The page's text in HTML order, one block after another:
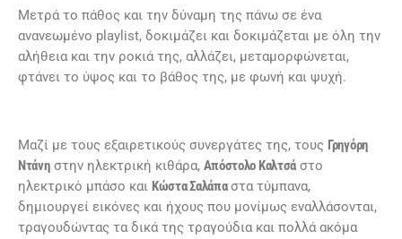
Μετρά το πάθος και την δύναμη της πάνω σε ένα
ανανεωμένο playlist, δοκιμάζει και δοκιμάζεται με όλη την
αλήθεια και την ροκιά της, αλλάζει, μεταμορφώνεται,
φτάνει το ύψος και το βάθος της, με φωνή και ψυχή.
Μαζί με τους εξαιρετικούς συνεργάτες της, τους Γρηγόρη
Ντάνηστην ηλεκτρική κιθάρα, Απόστολο Καλτσά στο
ηλεκτρικό μπάσο και Κώστα Σαλάπαστα τύμπανα,
δημιουργεί εικόνες και ήχους που μονίμως εναλλάσονται,
τραγουδώντας τα δικά της τραγούδια και πολλά ακόμα